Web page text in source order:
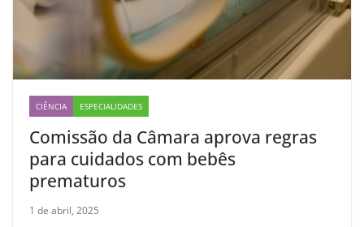
CIÊNCIA ESPECIALIDADES
Comissão da Câmara aprova regras
para cuidados com bebês
prematuros
1 de abril, 2025